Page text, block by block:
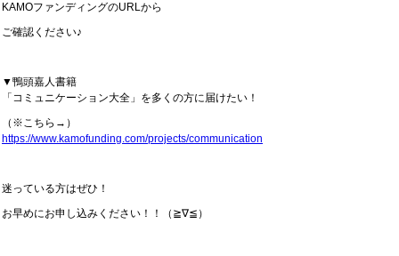
KAMOファンディングのURLから
ご確認ください♪
▼鴨頭嘉人書籍
「コミュニケーション大全」を多くの方に届けたい！
（※こちら→）
https://www.kamofunding.com/projects/communication
迷っている方はぜひ！
お早めにお申し込みください！！（≧∇≦）